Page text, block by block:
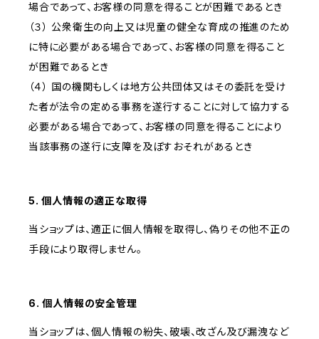
場合であって、お客様の同意を得ることが困難であるとき
（３） 公衆衛生の向上又は児童の健全な育成の推進のため
に特に必要がある場合であって、お客様の同意を得ること
が困難であるとき
（４） 国の機関もしくは地方公共団体又はその委託を受け
た者が法令の定める事務を遂行することに対して協力する
必要がある場合であって、お客様の同意を得ることにより
当該事務の遂行に支障を及ぼすおそれがあるとき
5. 個人情報の適正な取得
当ショップは、適正に個人情報を取得し、偽りその他不正の
手段により取得しません。
6. 個人情報の安全管理
当ショップは、個人情報の紛失、破壊、改ざん及び漏洩など